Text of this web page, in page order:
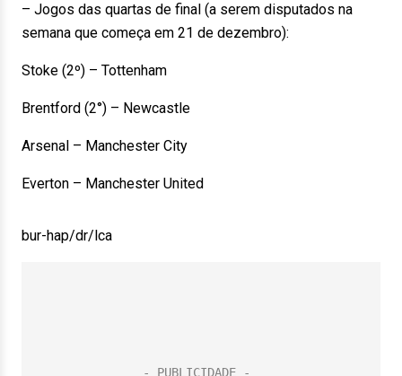
– Jogos das quartas de final (a serem disputados na
semana que começa em 21 de dezembro):
Stoke (2º) – Tottenham
Brentford (2°) – Newcastle
Arsenal – Manchester City
Everton – Manchester United
bur-hap/dr/lca